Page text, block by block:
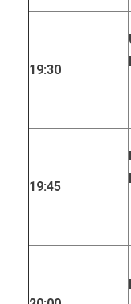
19:30
19:45